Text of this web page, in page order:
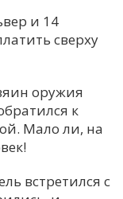
Х
Ч
и 14
сверху
оружия
к
Мало ли, на
встретился с